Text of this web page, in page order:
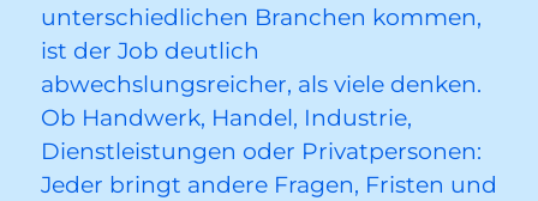
unterschiedlichen Branchen kommen,
ist der Job deutlich
abwechslungsreicher, als viele denken.
Ob Handwerk, Handel, Industrie,
Dienstleistungen oder Privatpersonen:
Jeder bringt andere Fragen, Fristen und